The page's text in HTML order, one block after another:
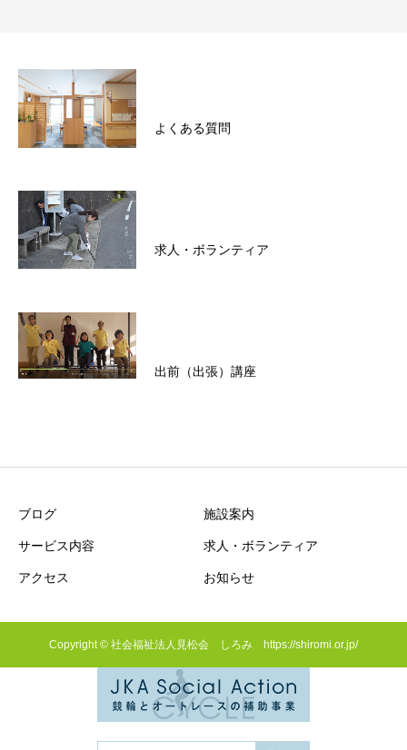
よくある質問
求人・ボランティア
出前（出張）講座
ブログ 施設案内
サービス内容 求人・ボランティア
アクセス お知らせ
Copyright © 社会福祉法人見松会 しろみ https://shiromi.or.jp/